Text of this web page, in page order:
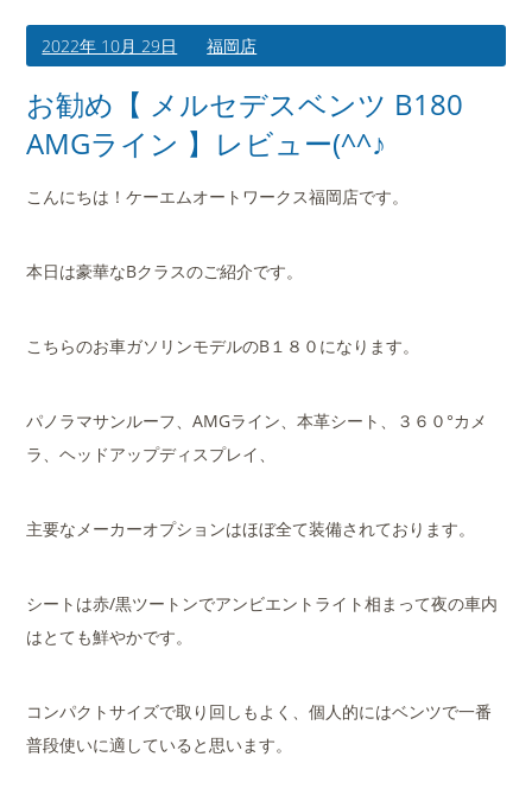
2022年 10月 29日 福岡店
お勧め【 メルセデスベンツ B180
AMGライン 】レビュー(^^♪
こんにちは！ケーエムオートワークス福岡店です。
本日は豪華なBクラスのご紹介です。
こちらのお車ガソリンモデルのB１８０になります。
パノラマサンルーフ、AMGライン、本革シート、３６０°カメ
ラ、ヘッドアップディスプレイ、
主要なメーカーオプションはほぼ全て装備されております。
シートは赤/黒ツートンでアンビエントライト相まって夜の車内
はとても鮮やかです。
コンパクトサイズで取り回しもよく、個人的にはベンツで一番
普段使いに適していると思います。